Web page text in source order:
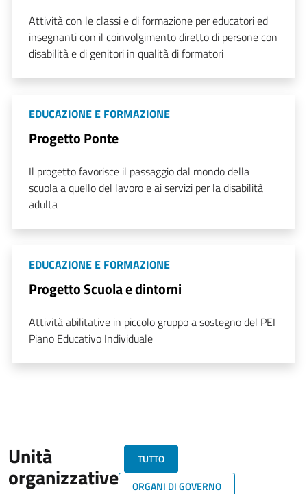
Attività con le classi e di formazione per educatori ed
insegnanti con il coinvolgimento diretto di persone con
disabilità e di genitori in qualità di formatori
EDUCAZIONE E FORMAZIONE
Progetto Ponte
Il progetto favorisce il passaggio dal mondo della
scuola a quello del lavoro e ai servizi per la disabilità
adulta
EDUCAZIONE E FORMAZIONE
Progetto Scuola e dintorni
Attività abilitative in piccolo gruppo a sostegno del PEI
Piano Educativo Individuale
Unità
organizzative
TUTTO
ORGANI DI GOVERNO